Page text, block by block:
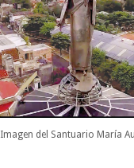
Imagen del Santuario María